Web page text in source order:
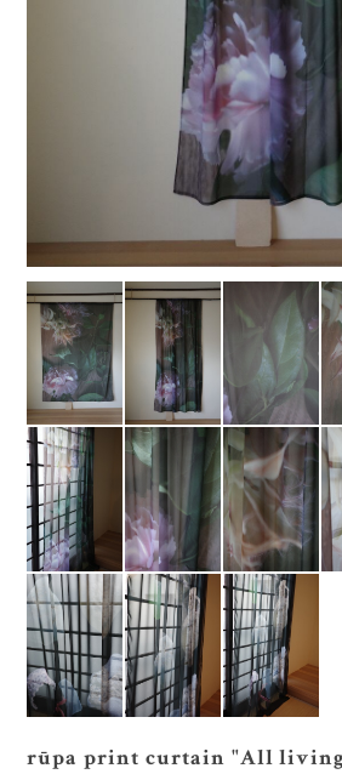
rūpa print curtain "All living